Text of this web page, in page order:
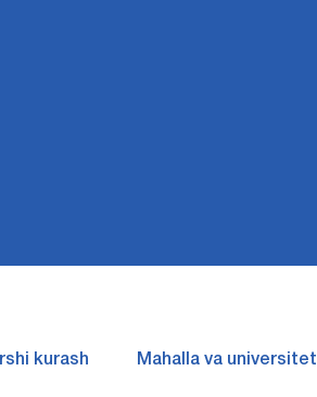
kurash Mahalla va universitet